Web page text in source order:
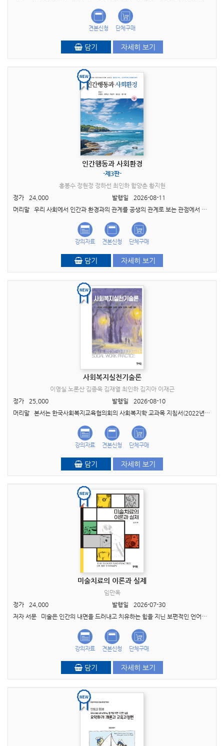
견본신청 단체구매
담기 자세히 보기
인간행동과 사회환경
-제3판-
홍봉수 정현정 정하선 최인하 함양춘 황지현
정가
24,000 발행일
2026-08-11
머리말 우리 사회에서 인간과 환경과의 관계를 공생의 관계로 보는 관점에서 인간행동과 사회환경의 다양한 요소와 이들의 상호작용에 대해서는 여러 학설이 있다. 또한 인간을 생애주기적 관..
강의자료 견본신청 단체구매
담기 자세히 보기
사회복지실천기술론
이영실 노론산 김종욱 김재열 최인하 김지아 이재근
정가
25,000 발행일
2026-08-10
머리말 본서는 한국사회복지교육협의회의 사회복지학 교과목 지침서(2022년)를 충실히 반영하여 총 4부 13장으로 구성하였다. 대학과 대학원의 ‘사회복지실천기술론’ 강의 교재로 활..
강의자료 견본신청 단체구매
담기 자세히 보기
미술치료의 이론과 실제
임만옥
정가
24,000 발행일
2026-07-30
저자 서문 미술은 인간의 내면을 드러내고 치유하는 힘을 지닌 보편적인 언어입니다. 말로 표현하기 어려운 감정과 기억, 그리고 때로는 스스로도 잘 알지 못했던 마음의 깊은 이야기들이 그림과..
강의자료 견본신청 단체구매
담기 자세히 보기